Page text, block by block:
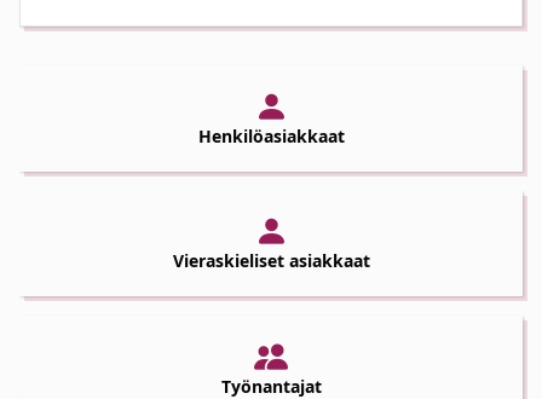
Henkilöasiakkaat
Vieraskieliset asiakkaat
Työnantajat